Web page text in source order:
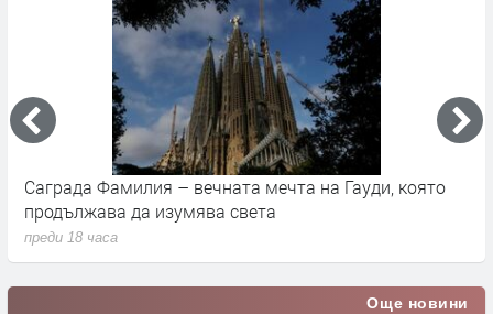
Саграда Фамилия – вечната мечта на Гауди, която
продължава да изумява света
преди 18 часа
Още новини